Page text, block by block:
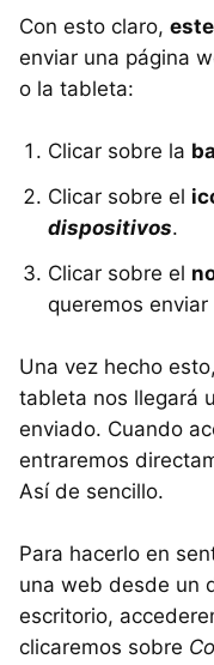
Con esto claro,
enviar una página
o la tableta:
Clicar sobre la
Clicar sobre el
dispositivos.
Clicar sobre el
queremos
Una vez hecho
tableta nos llegará
enviado. Cuando
entraremos
Así de sencillo.
Para hacerlo en
una web desde un
escritorio,
clicaremos sobre